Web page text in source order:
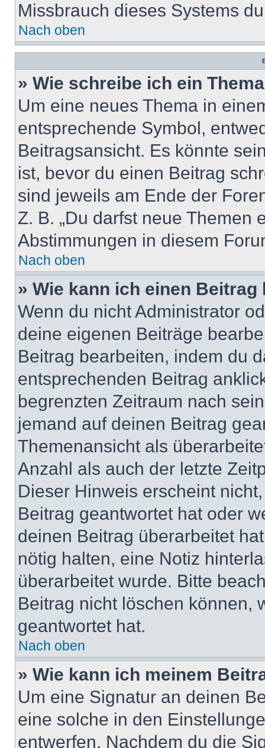
Missbrauch dieses Systems
Nach oben
» Wie schreibe ich ein
Um eine neues Thema in
entsprechende Symbol,
Beitragsansicht. Es könnte
ist, bevor du einen Beitrag
sind jeweils am Ende der
Z. B. „Du darfst neue Themen
Abstimmungen in diesem
Nach oben
» Wie kann ich einen
Wenn du nicht Administrator
deine eigenen Beiträge
Beitrag bearbeiten, indem du
entsprechenden Beitrag
begrenzten Zeitraum nach
jemand auf deinen Beitrag
Themenansicht als
Anzahl als auch der letzte
Dieser Hinweis erscheint
Beitrag geantwortet hat oder
deinen Beitrag überarbeitet
nötig halten, eine Notiz
überarbeitet wurde. Bitte
Beitrag nicht löschen können,
geantwortet hat.
Nach oben
» Wie kann ich meinem
Um eine Signatur an deinen
eine solche in den
entwerfen. Nachdem du die